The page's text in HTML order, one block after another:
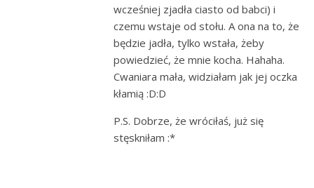
wcześniej zjadła ciasto od babci) i
czemu wstaje od stołu. A ona na to, że
będzie jadła, tylko wstała, żeby
powiedzieć, że mnie kocha. Hahaha.
Cwaniara mała, widziałam jak jej oczka
kłamią :D:D
P.S. Dobrze, że wróciłaś, już się
stęskniłam :*